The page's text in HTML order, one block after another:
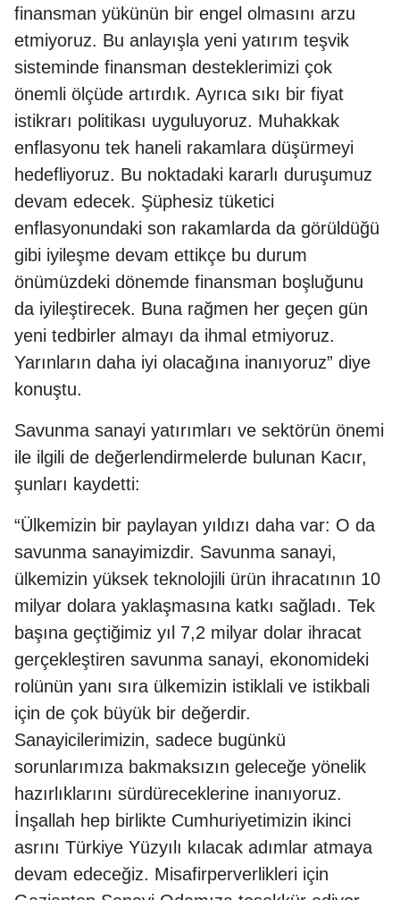
finansman yükünün bir engel olmasını arzu
etmiyoruz. Bu anlayışla yeni yatırım teşvik
sisteminde finansman desteklerimizi çok
önemli ölçüde artırdık. Ayrıca sıkı bir fiyat
istikrarı politikası uyguluyoruz. Muhakkak
enflasyonu tek haneli rakamlara düşürmeyi
hedefliyoruz. Bu noktadaki kararlı duruşumuz
devam edecek. Şüphesiz tüketici
enflasyonundaki son rakamlarda da görüldüğü
gibi iyileşme devam ettikçe bu durum
önümüzdeki dönemde finansman boşluğunu
da iyileştirecek. Buna rağmen her geçen gün
yeni tedbirler almayı da ihmal etmiyoruz.
Yarınların daha iyi olacağına inanıyoruz” diye
konuştu.
Savunma sanayi yatırımları ve sektörün önemi
ile ilgili de değerlendirmelerde bulunan Kacır,
şunları kaydetti:
“Ülkemizin bir paylayan yıldızı daha var: O da
savunma sanayimizdir. Savunma sanayi,
ülkemizin yüksek teknolojili ürün ihracatının 10
milyar dolara yaklaşmasına katkı sağladı. Tek
başına geçtiğimiz yıl 7,2 milyar dolar ihracat
gerçekleştiren savunma sanayi, ekonomideki
rolünün yanı sıra ülkemizin istiklali ve istikbali
için de çok büyük bir değerdir.
Sanayicilerimizin, sadece bugünkü
sorunlarımıza bakmaksızın geleceğe yönelik
hazırlıklarını sürdüreceklerine inanıyoruz.
İnşallah hep birlikte Cumhuriyetimizin ikinci
asrını Türkiye Yüzyılı kılacak adımlar atmaya
devam edeceğiz. Misafirperverlikleri için